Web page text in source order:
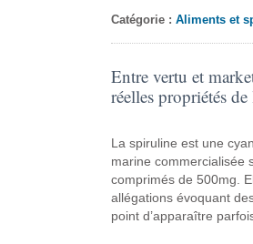
Catégorie : Aliments et
Entre vertu et
réelles propriétés
La spiruline est une
marine commercialisée
comprimés de 500mg.
allégations évoquant
point d’apparaître